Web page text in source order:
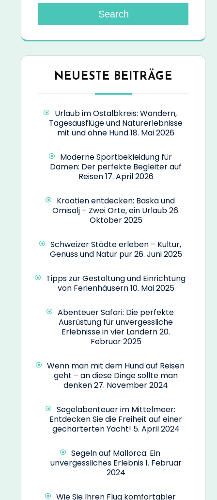
Search
NEUESTE BEITRÄGE
Urlaub im Ostalbkreis: Wandern,
Tagesausflüge und Naturerlebnisse
mit und ohne Hund18. Mai 2026
Moderne Sportbekleidung für
Damen: Der perfekte Begleiter auf
Reisen17. April 2026
Kroatien entdecken: Baska und
Omisalj – Zwei Orte, ein Urlaub26.
Oktober 2025
Schweizer Städte erleben – Kultur,
Genuss und Natur pur26. Juni 2025
Tipps zur Gestaltung und Einrichtung
von Ferienhäusern10. Mai 2025
Abenteuer Safari: Die perfekte
Ausrüstung für unvergessliche
Erlebnisse in vier Ländern20.
Februar 2025
Wenn man mit dem Hund auf Reisen
geht – an diese Dinge sollte man
denken27. November 2024
Segelabenteuer im Mittelmeer:
Entdecken Sie die Freiheit auf einer
gecharterten Yacht! 5. April 2024
Segeln auf Mallorca: Ein
unvergessliches Erlebnis1. Februar
2024
Wie Sie Ihren Flug komfortabler